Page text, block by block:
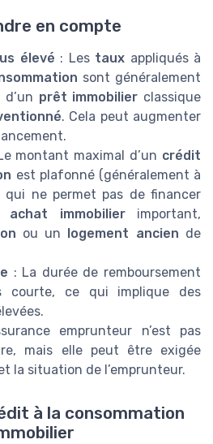
en compte
élevé : Les taux appliqués à
sont généralement
prêt immobilier classique
. Cela peut augmenter
montant maximal d’un crédit
est plafonné (généralement à
qui ne permet pas de financer
achat immobilierimportant,
ou un logement ancien de
: La durée de remboursement
courte, ce qui implique des
emprunteur n’est pas
mais elle peut être exigée
la situation de l’emprunteur.
à la consommation